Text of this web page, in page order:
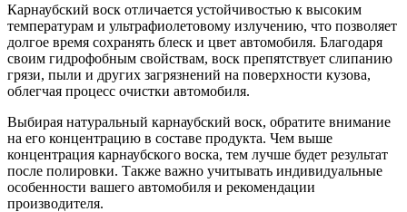
Карнаубский воск отличается устойчивостью к высоким
температурам и ультрафиолетовому излучению, что позволяет
долгое время сохранять блеск и цвет автомобиля. Благодаря
своим гидрофобным свойствам, воск препятствует слипанию
грязи, пыли и других загрязнений на поверхности кузова,
облегчая процесс очистки автомобиля.
Выбирая натуральный карнаубский воск, обратите внимание
на его концентрацию в составе продукта. Чем выше
концентрация карнаубского воска, тем лучше будет результат
после полировки. Также важно учитывать индивидуальные
особенности вашего автомобиля и рекомендации
производителя.